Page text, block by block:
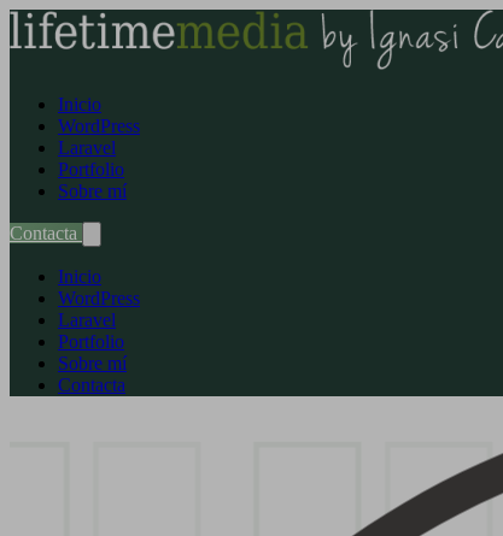
Inicio
WordPress
Laravel
Portfolio
Sobre mí
Contacta
Inicio
WordPress
Laravel
Portfolio
Sobre mí
Contacta